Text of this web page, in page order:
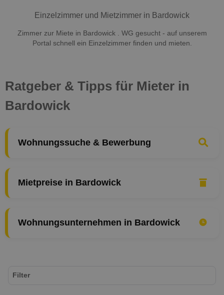
Einzelzimmer und Mietzimmer in Bardowick
Zimmer zur Miete in Bardowick . WG gesucht - auf unserem
Portal schnell ein Einzelzimmer finden und mieten.
Ratgeber & Tipps für Mieter in
Bardowick
Wohnungssuche & Bewerbung
Mietpreise in Bardowick
Wohnungsunternehmen in Bardowick
Filter